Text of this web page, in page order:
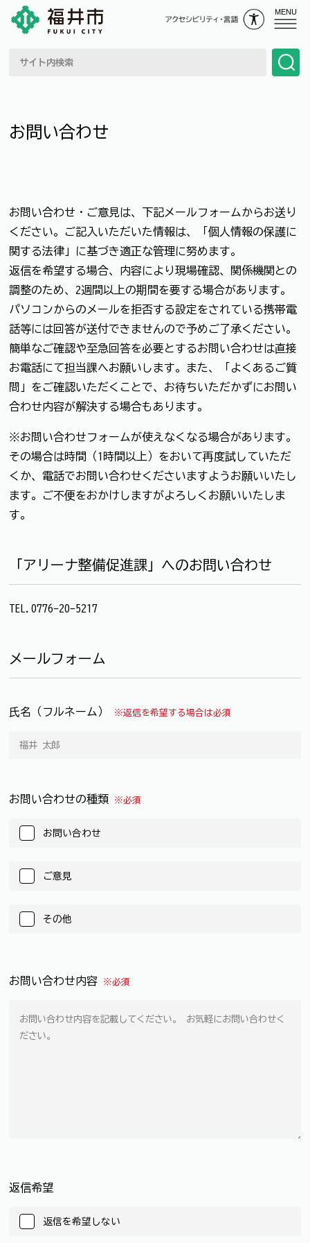
MENU
お問い合わせ
お問い合わせ・ご意見は、下記メールフォームからお送り
ください。ご記入いただいた情報は、「個人情報の保護に
関する法律」に基づき適正な管理に努めます。
返信を希望する場合、内容により現場確認、関係機関との
調整のため、2週間以上の期間を要する場合があります。
パソコンからのメールを拒否する設定をされている携帯電
話等には回答が送付できませんので予めご了承ください。
簡単なご確認や至急回答を必要とするお問い合わせは直接
お電話にて担当課へお願いします。また、「よくあるご質
問」をご確認いただくことで、お待ちいただかずにお問い
合わせ内容が解決する場合もあります。
※お問い合わせフォームが使えなくなる場合があります。
その場合は時間（1時間以上）をおいて再度試していただ
くか、電話でお問い合わせくださいますようお願いいたし
ます。ご不便をおかけしますがよろしくお願いいたしま
す。
「アリーナ整備促進課」へのお問い合わせ
TEL.0776-20-5217
メールフォーム
氏名（フルネーム） ※返信を希望する場合は必須
お問い合わせの種類 ※必須
お問い合わせ
ご意見
その他
お問い合わせ内容 ※必須
返信希望
返信を希望しない